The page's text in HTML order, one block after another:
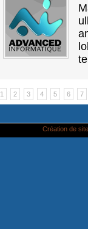
1 2 3 4 5 6 7
Création de